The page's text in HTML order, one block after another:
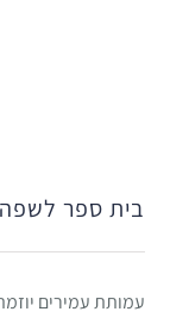
בית ספר
עמותת עמירים